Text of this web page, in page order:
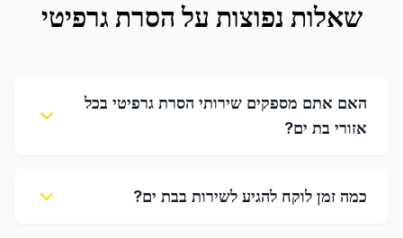
שאלות נפוצות עלהסרת גרפיטי
האם אתם מספקים שירותי הסרת גרפיטי בכל
אזורי בת ים?
כמה זמן לוקח להגיע לשירות בבת ים?